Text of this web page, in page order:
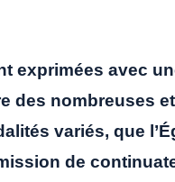
exprimées avec
des nombreuses
variés, que
de